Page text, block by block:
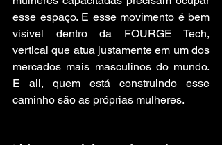
esse espaço. E esse movimento é bem
visível dentro da FOURGE Tech,
vertical que atua justamente em um dos
mercados mais masculinos do mundo.
E ali, quem está construindo esse
caminho são as próprias mulheres.